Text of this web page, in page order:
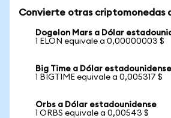
Convierte otras criptomonedas
Dogelon Mars a Dólar
1 ELON equivale a 0,00000003 $
Big Time a Dólar estadounidense
1 BIGTIME equivale a 0,005317 $
Orbs a Dólar estadounidense
1 ORBS equivale a 0,00543 $